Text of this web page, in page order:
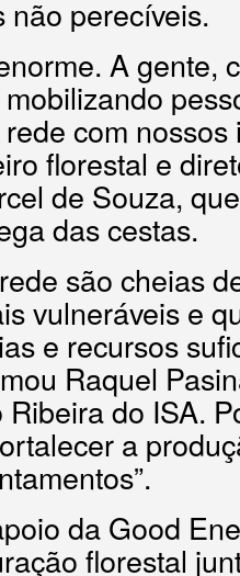
não perecíveis.
A gente,
com nossos
florestal e
de Souza,
das cestas.
são cheias
vulneráveis e
e recursos
Raquel
do ISA.
a
da Good
florestal